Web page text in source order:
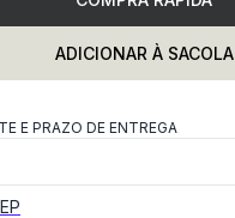
ADICIONAR À SACOLA
E PRAZO DE ENTREGA